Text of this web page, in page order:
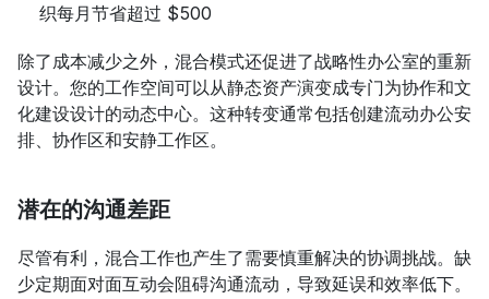
织每月节省超过 $500
除了成本减少之外，混合模式还促进了战略性办公室的重新
设计。您的工作空间可以从静态资产演变成专门为协作和文
化建设设计的动态中心。这种转变通常包括创建流动办公安
排、协作区和安静工作区。
潜在的沟通差距
尽管有利，混合工作也产生了需要慎重解决的协调挑战。缺
少定期面对面互动会阻碍沟通流动，导致延误和效率低下。